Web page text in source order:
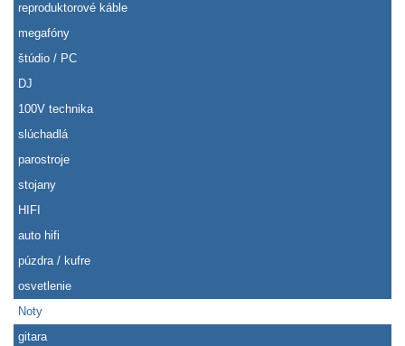
reproduktorové káble
megafóny
štúdio / PC
DJ
100V technika
slúchadlá
parostroje
stojany
HIFI
auto hifi
púzdra / kufre
osvetlenie
Noty
gitara